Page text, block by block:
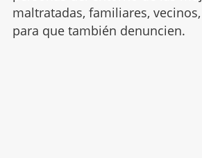
maltratadas, familiares,
para que también denuncien.